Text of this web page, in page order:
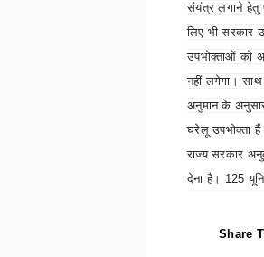
संयंत्र लगाने हेतु
लिए भी सरकार
उपभोक्ताओं को
नहीं लगेगा। साथ
अनुमान के
घरेलू उपभोक्ता हैं
राज्य सरकार
देना है। 125
Share